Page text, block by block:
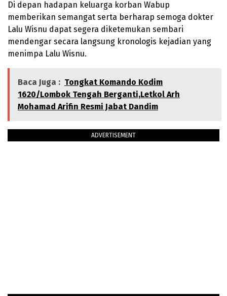
Di depan hadapan keluarga korban Wabup
memberikan semangat serta berharap semoga dokter
Lalu Wisnu dapat segera diketemukan sembari
mendengar secara langsung kronologis kejadian yang
menimpa Lalu Wisnu.
Baca Juga : Tongkat Komando Kodim
1620/Lombok Tengah Berganti,Letkol Arh
Mohamad Arifin Resmi Jabat Dandim
ADVERTISEMENT